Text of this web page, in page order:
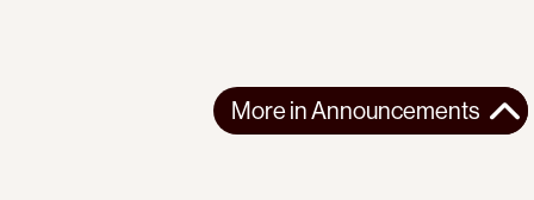
More inAnnouncements